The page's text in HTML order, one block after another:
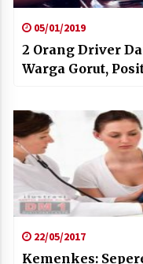
05/01/2019
2 Orang Driver
Warga Gorut,
22/05/2017
Kemenkes: